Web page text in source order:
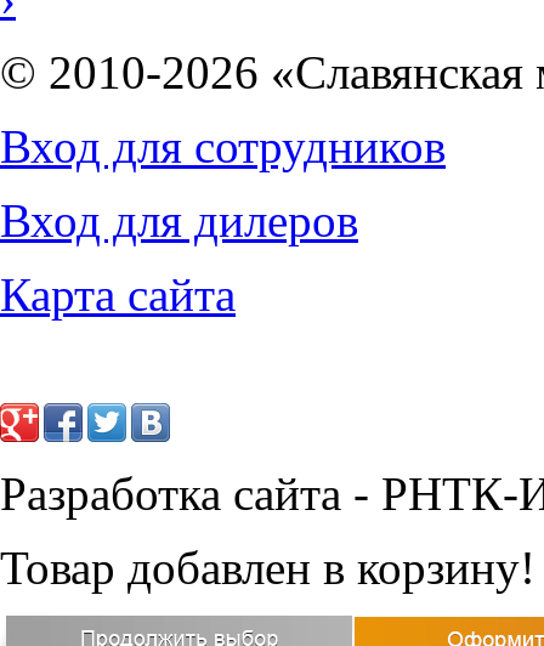
© 2010-2026 «Славянская
Вход для сотрудников
Вход для дилеров
Карта сайта
Разработка сайта - РНТК-
Товар добавлен в корзину!